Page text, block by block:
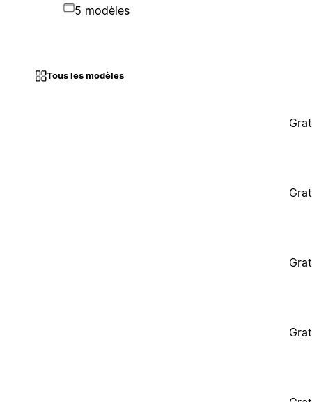
5 modèles
Tous les modèles